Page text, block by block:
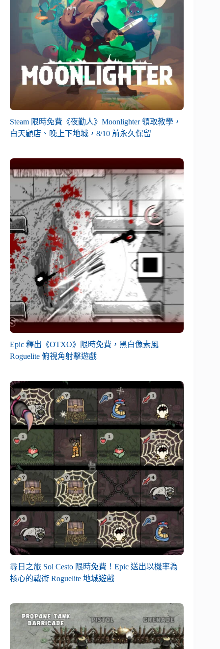
Steam 限時免費《夜勤人》Moonlighter 領取教學，
白天顧店、晚上下地城，8/10 前永久保留
Epic 釋出《OTXO》限時免費，黑白像素風
Roguelite 俯視角射擊遊戲
尋日之旅 Sol Cesto 限時免費！Epic 送出以機率為
核心的戰術 Roguelite 地城遊戲